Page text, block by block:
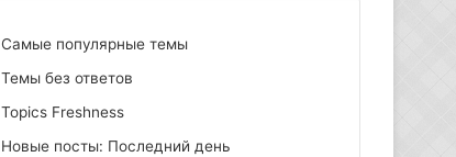
Самые популярные темы
Темы без ответов
Topics Freshness
Новые посты: Последний день